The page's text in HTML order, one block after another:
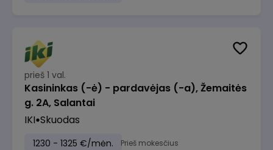
prieš 1 val.
Kasininkas (-ė) - pardavėjas (-a), Žemaitės
g. 2A, Salantai
IKI Skuodas
1230 - 1325 €/mėn. Prieš mokesčius